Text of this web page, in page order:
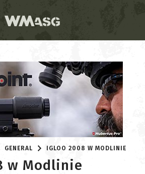
GENERAL IGLOO 2008 W MODLINIE
w Modlinie